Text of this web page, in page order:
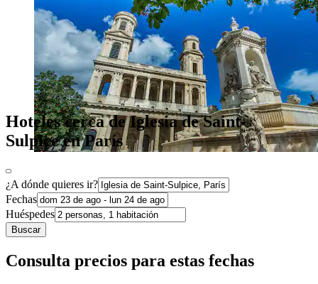
Hoteles cerca de Iglesia de Saint-
Sulpice en París
¿A dónde quieres ir?
Fechas
Huéspedes
Buscar
Consulta precios para estas fechas